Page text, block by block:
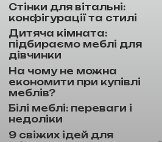
Стінки для вітальні:
конфігурації та стилі
Дитяча кімната:
підбираємо меблі для
дівчинки
На чому не можна
економити при купівлі
меблів?
Білі меблі: переваги і
недоліки
9 свіжих ідей для